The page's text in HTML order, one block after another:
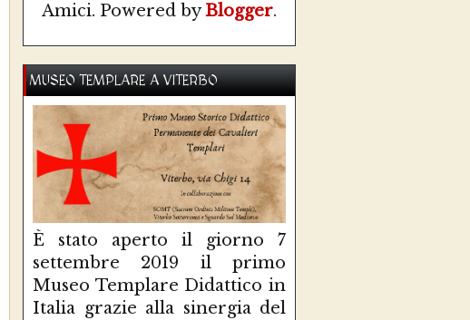
Amici. Powered byBlogger.
MUSEO TEMPLARE A VITERBO
È stato aperto il giorno 7
settembre 2019 il primo
Museo Templare Didattico in
Italia grazie alla sinergia del